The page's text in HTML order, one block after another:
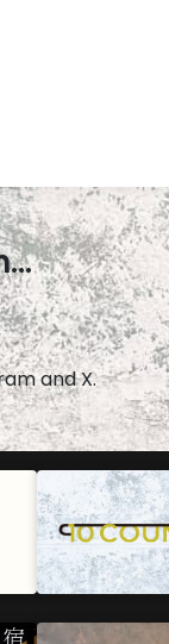
and X.